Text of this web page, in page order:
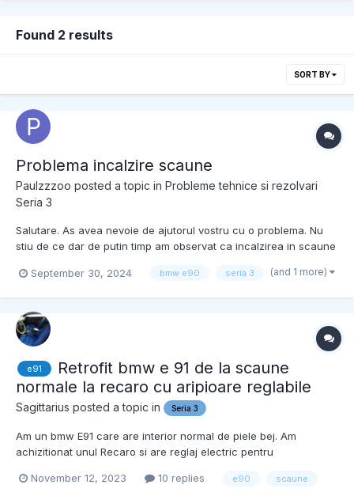
Found 2 results
SORT BY
Problema incalzire scaune
Paulzzzoo posted a topic in Probleme tehnice si rezolvari
Seria 3
Salutare. As avea nevoie de ajutorul vostru cu o problema. Nu
stiu de ce dar de putin timp am observat ca incalzirea in scaune
Cand apas pe butoane sa activez incalzirea nu se aprind cele 3
September 30, 2024 bmw e90 seria 3 (and 1 more)
e91
Retrofit bmw e 91 de la scaune
normale la recaro cu aripioare reglabile
Sagittarius posted a topic in Seria 3
Am un bmw E91 care are interior normal de piele bej. Am
achizitionat unul Recaro si are reglaj electric pentru
electrica pentru a le activa? Multumesc frumos.
November 12, 2023 10 replies e90 scaune